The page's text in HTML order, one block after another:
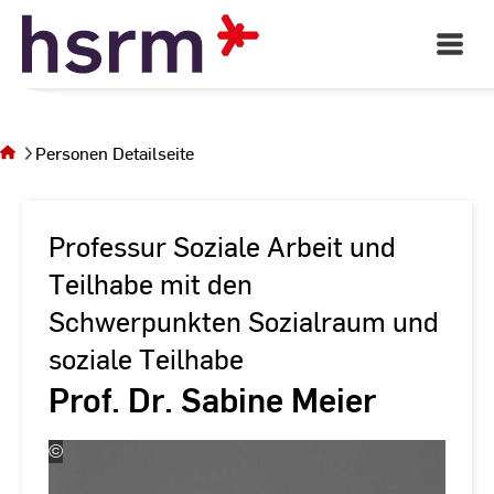
Skip
Content
Open
Main
sich auf
der SeitePersonen Detailseite
Professur Soziale Arbeit und
Teilhabe mit den
Schwerpunkten Sozialraum und
soziale Teilhabe
Prof. Dr. Sabine Meier
©
das